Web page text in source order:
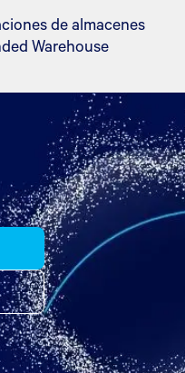
de almacenes
Warehouse